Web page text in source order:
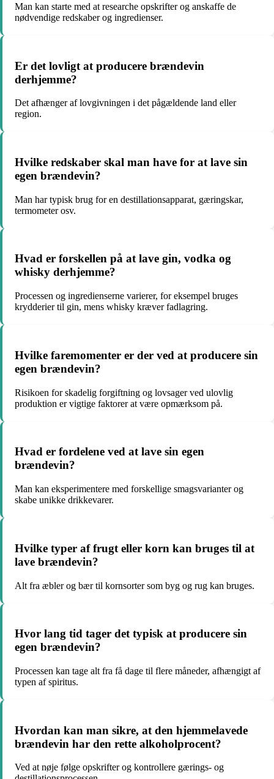
Man kan starte med at researche opskrifter og anskaffe de
nødvendige redskaber og ingredienser.
Er det lovligt at producere brændevin
derhjemme?
Det afhænger af lovgivningen i det pågældende land eller
region.
Hvilke redskaber skal man have for at lave sin
egen brændevin?
Man har typisk brug for en destillationsapparat, gæringskar,
termometer osv.
Hvad er forskellen på at lave gin, vodka og
whisky derhjemme?
Processen og ingredienserne varierer, for eksempel bruges
krydderier til gin, mens whisky kræver fadlagring.
Hvilke faremomenter er der ved at producere sin
egen brændevin?
Risikoen for skadelig forgiftning og lovsager ved ulovlig
produktion er vigtige faktorer at være opmærksom på.
Hvad er fordelene ved at lave sin egen
brændevin?
Man kan eksperimentere med forskellige smagsvarianter og
skabe unikke drikkevarer.
Hvilke typer af frugt eller korn kan bruges til at
lave brændevin?
Alt fra æbler og bær til kornsorter som byg og rug kan bruges.
Hvor lang tid tager det typisk at producere sin
egen brændevin?
Processen kan tage alt fra få dage til flere måneder, afhængigt af
typen af spiritus.
Hvordan kan man sikre, at den hjemmelavede
brændevin har den rette alkoholprocent?
Ved at nøje følge opskrifter og kontrollere gærings- og